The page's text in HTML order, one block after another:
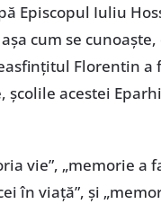
Episcopul Iuliu
cum se
Florentin a
acestei
vie”, „memorie a
în viață”, și